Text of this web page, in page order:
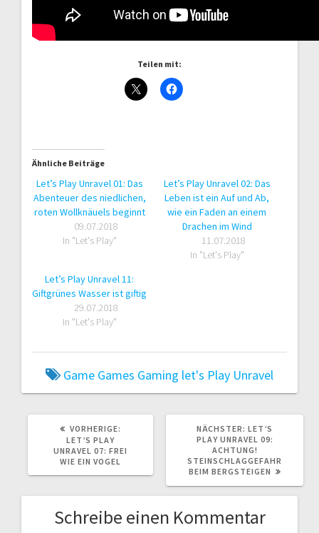
Teilen mit:
Ähnliche Beiträge
Let’s Play Unravel 01: Das
Abenteuer des niedlichen,
roten Wollknäuels beginnt
09.07.2018
In "Let's Play"
Let’s Play Unravel 02: Das
Leben ist ein Auf und Ab,
wie ein Faden an einem
Drachen im Wind
11.07.2018
In "Let's Play"
Let’s Play Unravel 11:
Giftgrünes Wasser ist giftig
29.07.2018
In "Let's Play"
Game Games Gaming let's Play Unravel
VORHERIGE:
LET’S PLAY
UNRAVEL 07: FREI
WIE EIN VOGEL
NÄCHSTER: NÄCHSTER
BEITRAG:
LET’S
PLAY UNRAVEL 09:
ACHTUNG!
STEINSCHLAGGEFAHR
BEIM BERGSTEIGEN
Schreibe einen Kommentar